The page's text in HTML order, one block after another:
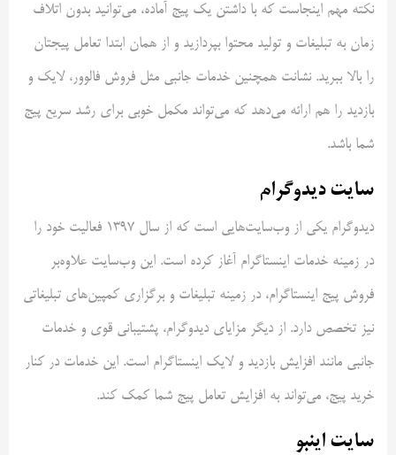
نکته مهم اینجاست که با داشتن یک پیج آماده، می‌توانید بدون اتلاف
زمان به تبلیغات و تولید محتوا بپردازید و از همان ابتدا تعامل پیجتان
را بالا ببرید. نشانت همچنین خدمات جانبی مثل فروش فالوور، لایک و
بازدید را هم ارائه می‌دهد که می‌تواند مکمل خوبی برای رشد سریع پیج
شما باشد.
سایت دیدوگرام
دیدوگرام یکی از وب‌سایت‌هایی است که از سال ۱۳۹۷ فعالیت خود را
در زمینه خدمات اینستاگرام آغاز کرده است. این وب‌سایت علاوه‌بر
فروش پیج اینستاگرام، در زمینه تبلیغات و برگزاری کمپین‌های تبلیغاتی
نیز تخصص دارد. از دیگر مزایای دیدوگرام، پشتیبانی قوی و خدمات
جانبی مانند افزایش بازدید و لایک اینستاگرام است. این خدمات در کنار
خرید پیج، می‌تواند به افزایش تعامل پیج شما کمک کند.
سایت اینبو